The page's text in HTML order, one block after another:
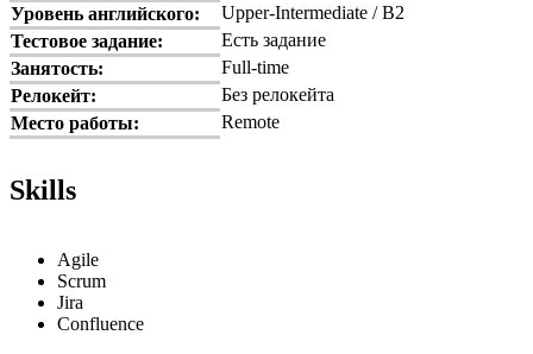
Уровень английского:
Upper-Intermediate / B2
Тестовое задание:
Есть задание
Занятость:
Full-time
Релокейт:
Без релокейта
Место работы:
Remote
Skills
Agile
Scrum
Jira
Confluence